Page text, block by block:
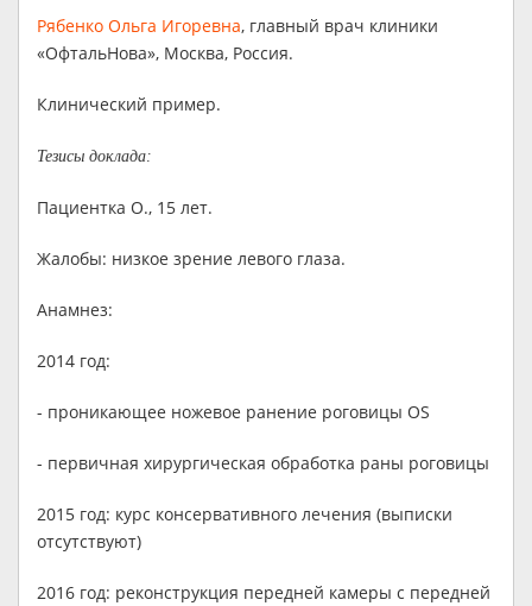
Рябенко Ольга Игоревна, главный врач клиники
«ОфтальНова», Москва, Россия.
Клинический пример.
Тезисы доклада:
Пациентка О., 15 лет.
Жалобы: низкое зрение левого глаза.
Анамнез:
2014 год:
- проникающее ножевое ранение роговицы OS
- первичная хирургическая обработка раны роговицы
2015 год: курс консервативного лечения (выписки
отсутствуют)
2016 год: реконструкция передней камеры с передней